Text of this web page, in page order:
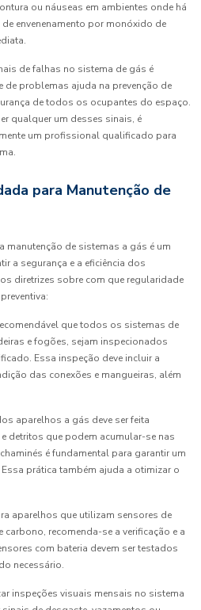
ou náuseas em ambientes onde há
envenenamento por monóxido de
de falhas no sistema de gás é
de problemas ajuda na prevenção de
de todos os ocupantes do espaço.
qualquer um desses sinais, é
um profissional qualificado para
para Manutenção de
manutenção de sistemas a gás é um
a segurança e a eficiência dos
diretrizes sobre com que regularidade
que todos os sistemas de
e fogões, sejam inspecionados
Essa inspeção deve incluir a
das conexões e mangueiras, além
aparelhos a gás deve ser feita
detritos que podem acumular-se nas
é fundamental para garantir um
prática também ajuda a otimizar o
aparelhos que utilizam sensores de
recomenda-se a verificação e a
com bateria devem ser testados
necessário.
inspeções visuais mensais no sistema